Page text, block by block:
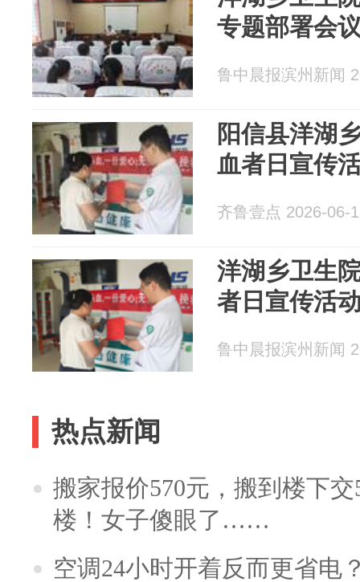
专题部署会
鲁中晨报滨州新闻
阳信县洋湖
血者日宣传
齐鲁壹点 2026-06-
洋湖乡卫生
者日宣传活
鲁中晨报滨州新闻
热点新闻
搬家报价570元，搬到楼下
楼！女子傻眼了……
空调24小时开着反而更省电